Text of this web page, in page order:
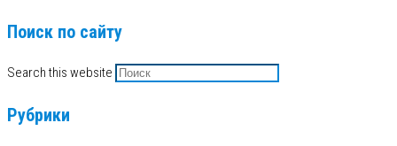
Поиск по сайту
Search this website
Рубрики